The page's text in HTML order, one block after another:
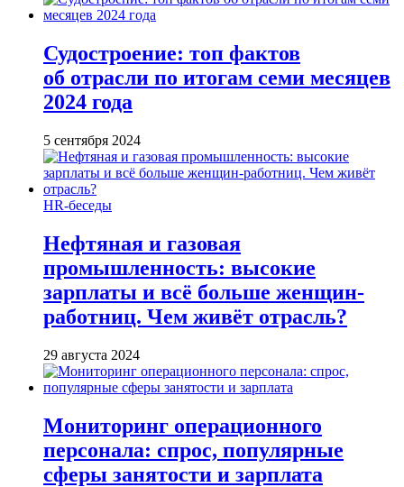
Судостроение: топ фактов
об отрасли по итогам семи месяцев
2024 года
5 сентября 2024
HR-беседы
Нефтяная и газовая
промышленность: высокие
зарплаты и всё больше женщин-
работниц. Чем живёт отрасль?
29 августа 2024
Мониторинг операционного
персонала: спрос, популярные
сферы занятости и зарплата